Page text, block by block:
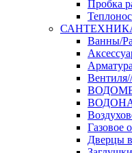
Пробка
Ванны/
Газовое
Дверцы